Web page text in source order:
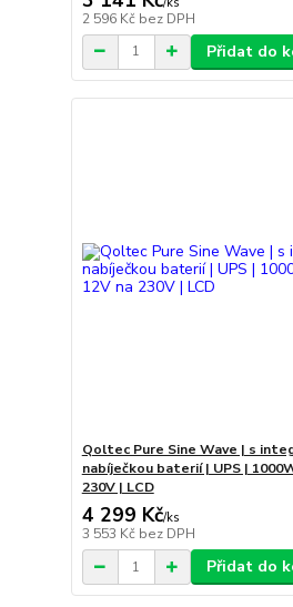
2 596 Kč bez DPH
Přidat do
Qoltec Pure Sine Wave | s
nabíječkou baterií | UPS |
230V | LCD
4 299 Kč/ks
3 553 Kč bez DPH
Přidat do